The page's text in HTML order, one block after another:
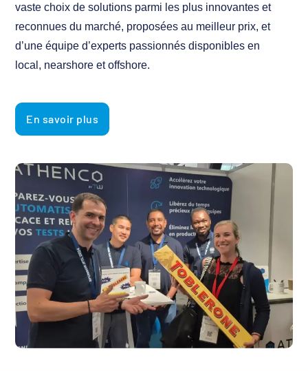
vaste choix de solutions parmi les plus innovantes et
reconnues du marché, proposées au meilleur prix, et
d’une équipe d’experts passionnés disponibles en
local, nearshore et offshore.
En savoir plus